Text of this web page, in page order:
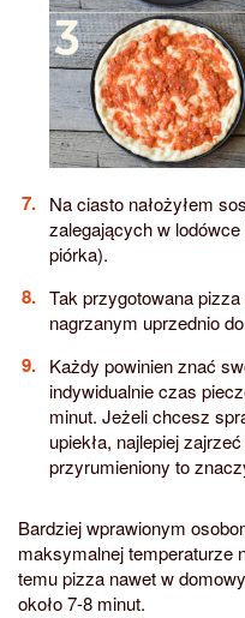
Na ciasto nałożyłem
zalegających w
piórka).
Tak przygotowana
nagrzanym uprzednio
Każdy powinien znać
indywidualnie czas
minut. Jeżeli chcesz
upiekła, najlepiej
przyrumieniony to
Bardziej wprawionym
maksymalnej temperaturze
temu pizza nawet w
około 7-8 minut.